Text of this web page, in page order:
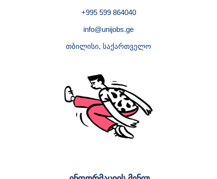
+995 599 864040
info@unijobs.ge
თბილისი, საქართველო